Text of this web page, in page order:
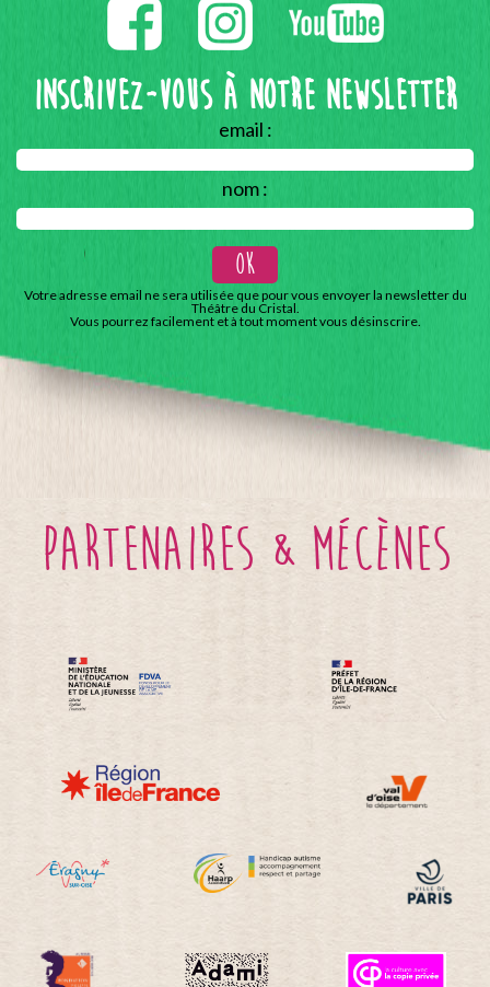
Inscrivez-vous à notre Newsletter
email :
nom :
Votre adresse email ne sera utilisée que pour vous envoyer la newsletter du
Théâtre du Cristal.
Vous pourrez facilement et à tout moment vous désinscrire.
partenaires & mécènes